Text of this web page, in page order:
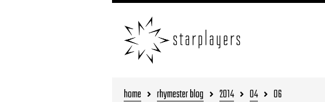
home rhymester blog 2014 04 06